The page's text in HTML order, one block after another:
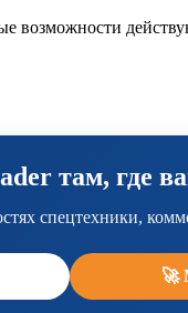
возможности
там, где
спецтехники,
🚀